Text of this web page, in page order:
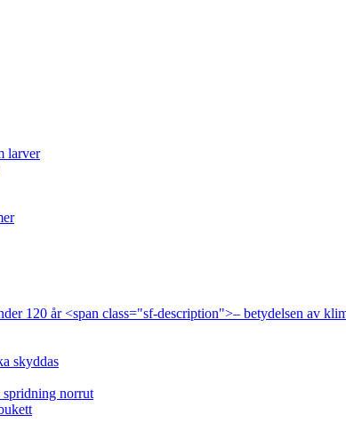
larver
120 år <span class="sf-description">– betydelsen av
skyddas
spridning norrut